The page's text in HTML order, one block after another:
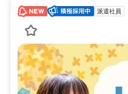
派遣社員